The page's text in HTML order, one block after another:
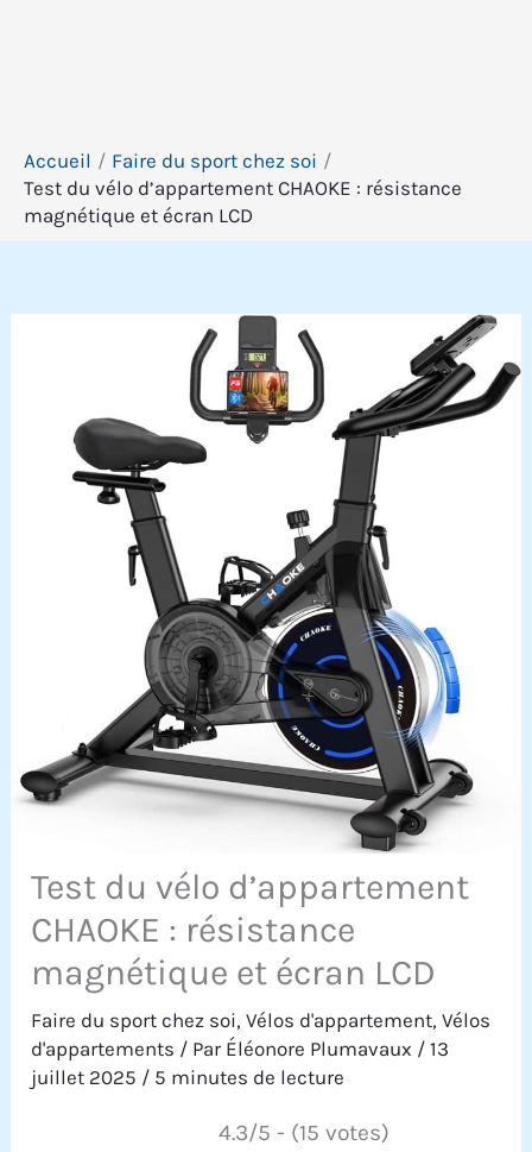
Accueil
Faire du sport chez soi
Test du vélo d’appartement CHAOKE : résistance
magnétique et écran LCD
Test du vélo d’appartement
CHAOKE : résistance
magnétique et écran LCD
Faire du sport chez soi,Vélos d'appartement,Vélos
d'appartements / Par Éléonore Plumavaux /13
juillet 2025 / 5 minutes de lecture
4.3/5 - (15 votes)